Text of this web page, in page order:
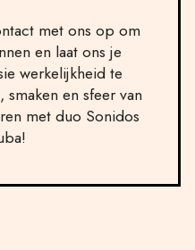
met ons op om
en laat ons je
werkelijkheid te
smaken en sfeer van
met duo Sonidos